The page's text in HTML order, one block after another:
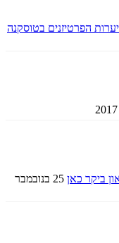
הפרטיזנים בטוסקנה
ביקר כאן
25 בנובמבר